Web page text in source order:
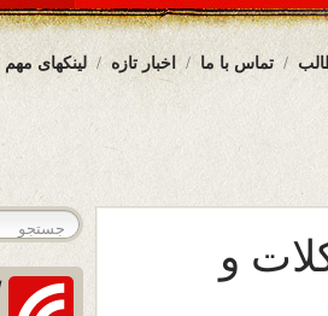
لینکهای مهم اخبار تازه تماس با ما
و